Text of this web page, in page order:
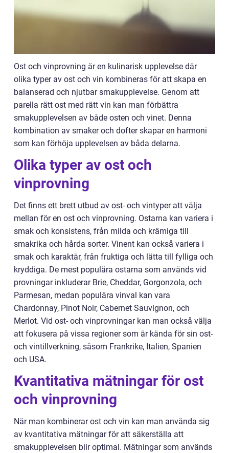
Ost och vinprovning är en kulinarisk upplevelse där
olika typer av ost och vin kombineras för att skapa en
balanserad och njutbar smakupplevelse. Genom att
parella rätt ost med rätt vin kan man förbättra
smakupplevelsen av både osten och vinet. Denna
kombination av smaker och dofter skapar en harmoni
som kan förhöja upplevelsen av båda delarna.
Olika typer av ost och
vinprovning
Det finns ett brett utbud av ost- och vintyper att välja
mellan för en ost och vinprovning. Ostarna kan variera i
smak och konsistens, från milda och krämiga till
smakrika och hårda sorter. Vinent kan också variera i
smak och karaktär, från fruktiga och lätta till fylliga och
kryddiga. De mest populära ostarna som används vid
provningar inkluderar Brie, Cheddar, Gorgonzola, och
Parmesan, medan populära vinval kan vara
Chardonnay, Pinot Noir, Cabernet Sauvignon, och
Merlot. Vid ost- och vinprovningar kan man också välja
att fokusera på vissa regioner som är kända för sin ost-
och vintillverkning, såsom Frankrike, Italien, Spanien
och USA.
Kvantitativa mätningar för ost
och vinprovning
När man kombinerar ost och vin kan man använda sig
av kvantitativa mätningar för att säkerställa att
smakupplevelsen blir optimal. Mätningar som används